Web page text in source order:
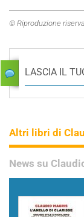
© Riproduzione
LASCIA IL
Altri libri di
News su